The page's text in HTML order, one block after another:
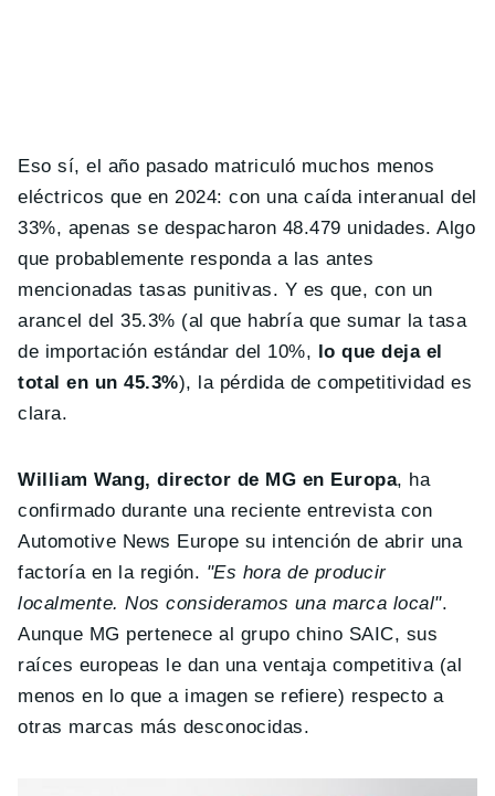
Eso sí, el año pasado matriculó muchos menos
eléctricos que en 2024: con una caída interanual del
33%, apenas se despacharon 48.479 unidades. Algo
que probablemente responda a las antes
mencionadas tasas punitivas. Y es que, con un
arancel del 35.3% (al que habría que sumar la tasa
de importación estándar del 10%,
lo que deja el
total en un 45.3%), la pérdida de competitividad es
clara.
William Wang, director de MG en Europa, ha
confirmado durante una reciente entrevista con
Automotive News Europe su intención de abrir una
factoría en la región. "Es hora de producir
localmente. Nos consideramos una marca local".
Aunque MG pertenece al grupo chino SAIC, sus
raíces europeas le dan una ventaja competitiva (al
menos en lo que a imagen se refiere) respecto a
otras marcas más desconocidas.